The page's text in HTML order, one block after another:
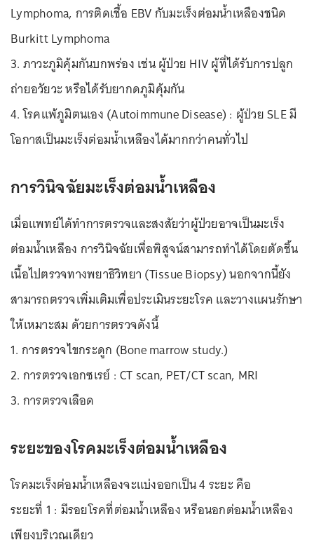
Lymphoma, การติดเชื้อ EBV กับมะเร็งต่อมน้ำเหลืองชนิด
Burkitt Lymphoma
3. ภาวะภูมิคุ้มกันบกพร่อง เช่น ผู้ป่วย HIV ผู้ที่ได้รับการปลูก
ถ่ายอวัยวะ หรือได้รับยากดภูมิคุ้มกัน
4. โรคแพ้ภูมิตนเอง (Autoimmune Disease) : ผู้ป่วย SLE มี
โอกาสเป็นมะเร็งต่อมน้ำเหลืองได้มากกว่าคนทั่วไป
การวินิจฉัยมะเร็งต่อมน้ำเหลือง
เมื่อแพทย์ได้ทำการตรวจและสงสัยว่าผู้ป่วยอาจเป็นมะเร็ง
ต่อมน้ำเหลือง การวินิจฉัยเพื่อพิสูจน์สามารถทำได้โดยตัดชิ้น
เนื้อไปตรวจทางพยาธิวิทยา (Tissue Biopsy) นอกจากนี้ยัง
สามารถตรวจเพิ่มเติมเพื่อประเมินระยะโรค และวางแผนรักษา
ให้เหมาะสม ด้วยการตรวจดังนี้
1. การตรวจไขกระดูก (Bone marrow study.)
2. การตรวจเอกซเรย์ : CT scan, PET/CT scan, MRI
3. การตรวจเลือด
ระยะของโรคมะเร็งต่อมน้ำเหลือง
โรคมะเร็งต่อมน้ำเหลืองจะแบ่งออกเป็น 4 ระยะ คือ
ระยะที่ 1 : มีรอยโรคที่ต่อมน้ำเหลือง หรือนอกต่อมน้ำเหลือง
เพียงบริเวณเดียว